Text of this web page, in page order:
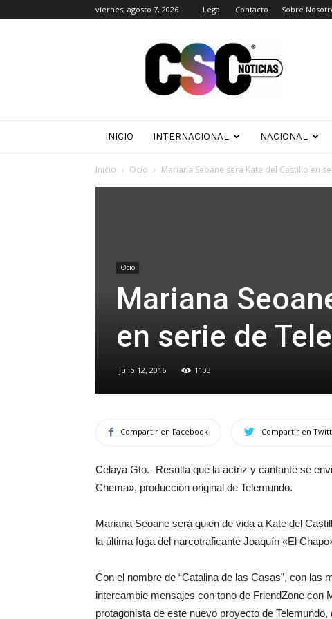
viernes, agosto 7, 2026 Legal Contacto Sobre
Noticias
INICIO INTERNACIONAL NACIONAL
Inicio Ocio Mariana Seoane será Kate del Castillo en
Ocio
Mariana
en serie de
julio 12, 2016 1103
Compartir en Facebook Compartir en
Celaya Gto.- Resulta que la actriz y cantante se
Chema», producción original de Telemundo.
Mariana Seoane será quien de vida a Kate del
la última fuga del narcotraficante Joaquín «El
Con el nombre de “Catalina de las Casas”, con
intercambie mensajes con tono de FriendZone con
protagonista de este nuevo proyecto de